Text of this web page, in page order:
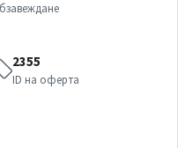
2355
ID на оферта